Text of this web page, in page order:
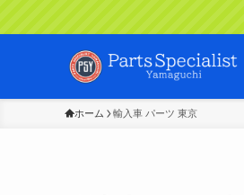
ホーム 輸入車 パーツ 東京